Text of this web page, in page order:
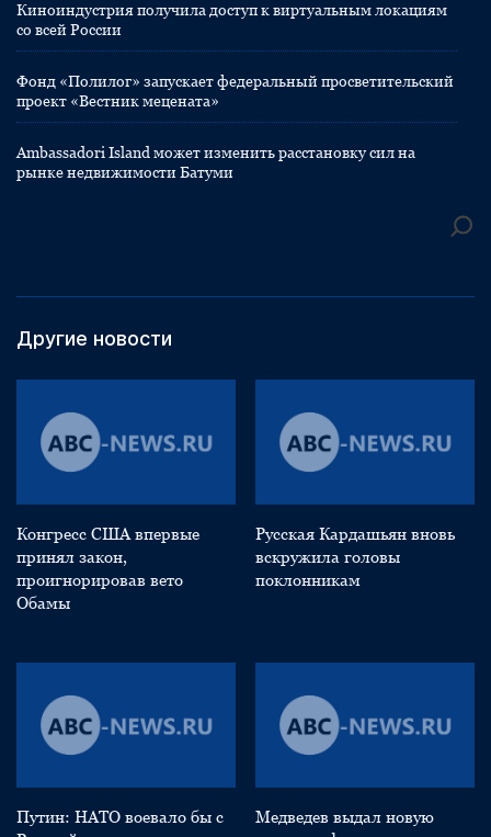
Киноиндустрия получила доступ к виртуальным локациям
со всей России
Фонд «Полилог» запускает федеральный просветительский
проект «Вестник мецената»
Ambassadori Island может изменить расстановку сил на
рынке недвижимости Батуми
Другие новости
Конгресс США впервые
принял закон,
проигнорировав вето
Обамы
Русская Кардашьян вновь
вскружила головы
поклонникам
Путин: НАТО воевало бы с
Медведев выдал новую